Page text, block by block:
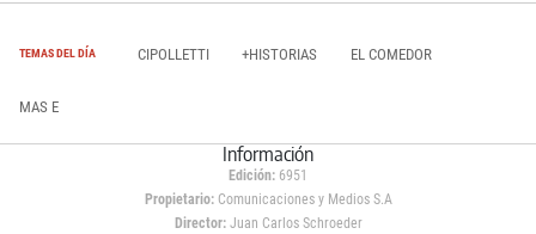
TEMAS DEL DÍA CIPOLLETTI +HISTORIAS EL COMEDOR
MAS E
Información
Edición: 6951
Propietario:Comunicaciones y Medios S.A
Director: Juan Carlos Schroeder